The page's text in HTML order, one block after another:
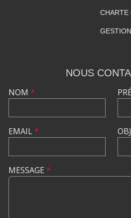
CHARTE
NOUS
NOM *
EMAIL*
MESSAGE *